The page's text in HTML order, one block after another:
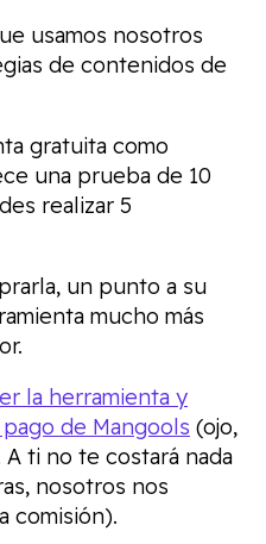
usamos nosotros
de contenidos de
gratuita como
una prueba de 10
realizar 5
un punto a su
mucho más
la herramienta y
de Mangools (ojo,
ti no te costará nada
nosotros nos
comisión).